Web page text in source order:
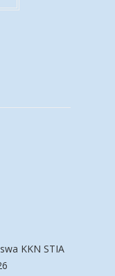
KKN STIA